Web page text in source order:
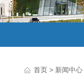
首页 > 新闻中心